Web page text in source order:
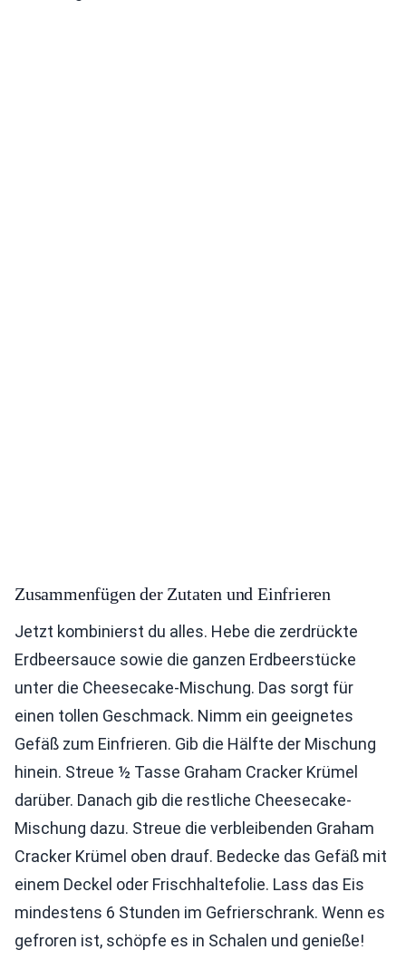
Zusammenfügen der Zutaten und Einfrieren
Jetzt kombinierst du alles. Hebe die zerdrückte
Erdbeersauce sowie die ganzen Erdbeerstücke
unter die Cheesecake-Mischung. Das sorgt für
einen tollen Geschmack. Nimm ein geeignetes
Gefäß zum Einfrieren. Gib die Hälfte der Mischung
hinein. Streue ½ Tasse Graham Cracker Krümel
darüber. Danach gib die restliche Cheesecake-
Mischung dazu. Streue die verbleibenden Graham
Cracker Krümel oben drauf. Bedecke das Gefäß mit
einem Deckel oder Frischhaltefolie. Lass das Eis
mindestens 6 Stunden im Gefrierschrank. Wenn es
gefroren ist, schöpfe es in Schalen und genieße!